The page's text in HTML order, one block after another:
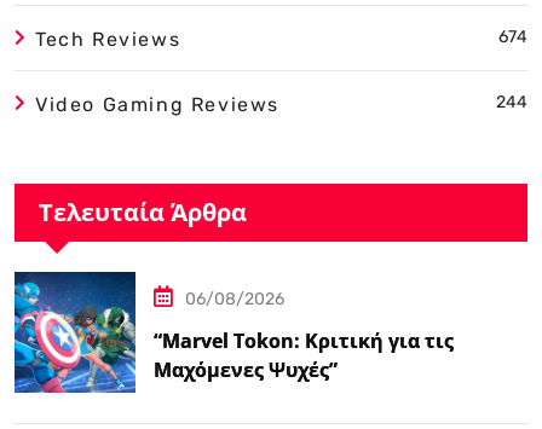
Tech Reviews 674
Video Gaming Reviews 244
Τελευταία Άρθρα
06/08/2026
“Marvel Tokon: Κριτική για τις
Μαχόμενες Ψυχές”